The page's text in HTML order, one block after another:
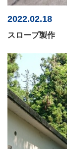
2022.02.18
スロープ製作